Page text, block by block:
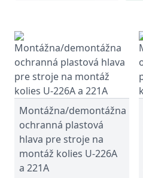
Montážna/demontážna
ochranná plastová
hlava pre stroje na
montáž kolies U-226A
a 221A